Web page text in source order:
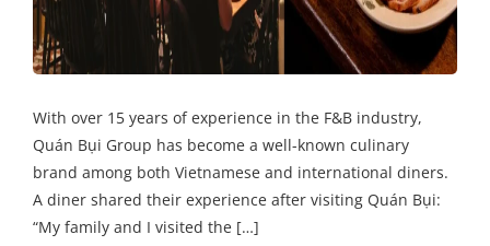
With over 15 years of experience in the F&B industry,
Quán Bụi Group has become a well-known culinary
brand among both Vietnamese and international diners.
A diner shared their experience after visiting Quán Bụi:
“My family and I visited the […]